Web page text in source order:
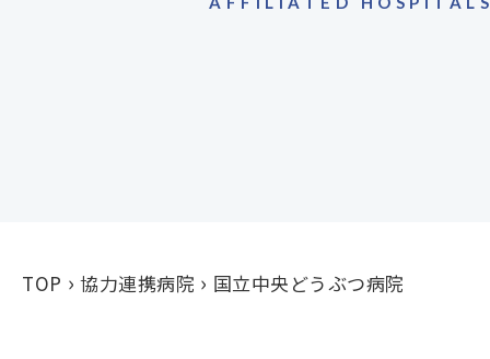
TOP 協力連携病院 国立中央どうぶつ病院